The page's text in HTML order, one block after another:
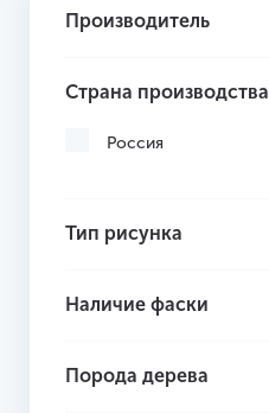
Производитель
Страна производства
Россия
Тип рисунка
Наличие фаски
Порода дерева